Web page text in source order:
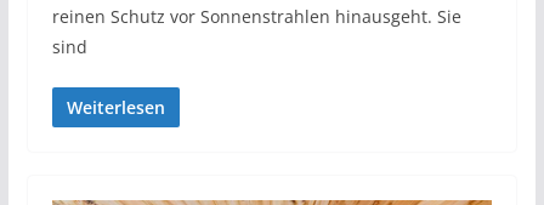
reinen Schutz vor Sonnenstrahlen hinausgeht. Sie
sind
Weiterlesen